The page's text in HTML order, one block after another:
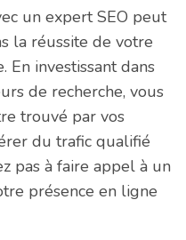
un expert SEO peut
la réussite de votre
En investissant dans
de recherche, vous
trouvé par vos
du trafic qualifié
pas à faire appel à un
présence en ligne